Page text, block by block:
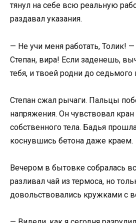
тянул на себе всю реальную
раздавал указания.
— Не учи меня работать, Толик!
Степан, вира! Если заденешь,
тебя, и твоей родни до седьмого
Степан сжал рычаги. Пальцы
напряжения. Он чувствовал
собственного тела. Бадья
коснувшись бетона даже краем.
Вечером в бытовке собралась
разливал чай из термоса, но
довольствовались кружками с